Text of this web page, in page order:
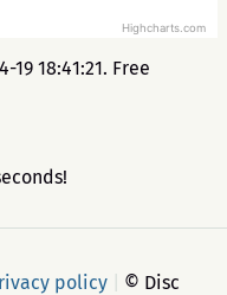
Highcharts.com
18:41:21. Free
policy
© Disc